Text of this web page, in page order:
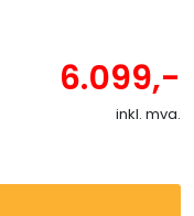
6.099,-
inkl. mva.